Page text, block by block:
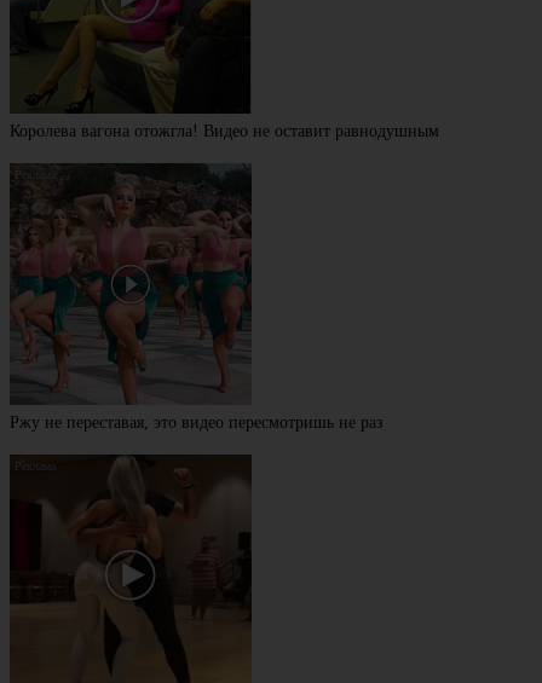
Королева вагона отожгла! Видео не оставит равнодушным
Ржу не переставая, это видео пересмотришь не раз